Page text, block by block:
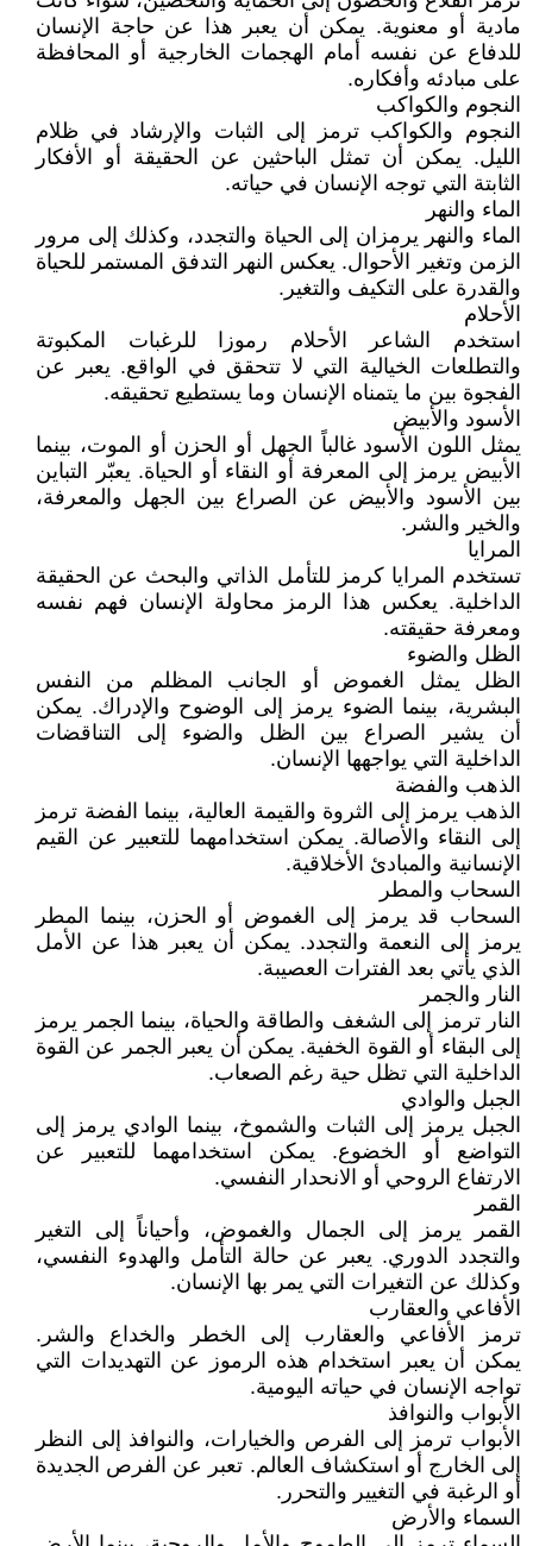
مادية أو معنوية. يمكن أن يعبر هذا عن حاجة الإنسان
للدفاع عن نفسه أمام الهجمات الخارجية أو المحافظة
على مبادئه وأفكاره.
النجوم والكواكب
النجوم والكواكب ترمز إلى الثبات والإرشاد في ظلام
الليل. يمكن أن تمثل الباحثين عن الحقيقة أو الأفكار
الثابتة التي توجه الإنسان في حياته.
الماء والنهر
الماء والنهر يرمزان إلى الحياة والتجدد، وكذلك إلى مرور
الزمن وتغير الأحوال. يعكس النهر التدفق المستمر للحياة
والقدرة على التكيف والتغير.
الأحلام
استخدم الشاعر الأحلام رموزا للرغبات المكبوتة
والتطلعات الخيالية التي لا تتحقق في الواقع. يعبر عن
الفجوة بين ما يتمناه الإنسان وما يستطيع تحقيقه.
الأسود والأبيض
يمثل اللون الأسود غالباً الجهل أو الحزن أو الموت، بينما
الأبيض يرمز إلى المعرفة أو النقاء أو الحياة. يعبّر التباين
بين الأسود والأبيض عن الصراع بين الجهل والمعرفة،
والخير والشر.
المرايا
تستخدم المرايا كرمز للتأمل الذاتي والبحث عن الحقيقة
الداخلية. يعكس هذا الرمز محاولة الإنسان فهم نفسه
ومعرفة حقيقته.
الظل والضوء
الظل يمثل الغموض أو الجانب المظلم من النفس
البشرية، بينما الضوء يرمز إلى الوضوح والإدراك. يمكن
أن يشير الصراع بين الظل والضوء إلى التناقضات
الداخلية التي يواجهها الإنسان.
الذهب والفضة
الذهب يرمز إلى الثروة والقيمة العالية، بينما الفضة ترمز
إلى النقاء والأصالة. يمكن استخدامهما للتعبير عن القيم
الإنسانية والمبادئ الأخلاقية.
السحاب والمطر
السحاب قد يرمز إلى الغموض أو الحزن، بينما المطر
يرمز إلى النعمة والتجدد. يمكن أن يعبر هذا عن الأمل
الذي يأتي بعد الفترات العصيبة.
النار والجمر
النار ترمز إلى الشغف والطاقة والحياة، بينما الجمر يرمز
إلى البقاء أو القوة الخفية. يمكن أن يعبر الجمر عن القوة
الداخلية التي تظل حية رغم الصعاب.
الجبل والوادي
الجبل يرمز إلى الثبات والشموخ، بينما الوادي يرمز إلى
التواضع أو الخضوع. يمكن استخدامهما للتعبير عن
الارتفاع الروحي أو الانحدار النفسي.
القمر
القمر يرمز إلى الجمال والغموض، وأحياناً إلى التغير
والتجدد الدوري. يعبر عن حالة التأمل والهدوء النفسي،
وكذلك عن التغيرات التي يمر بها الإنسان.
الأفاعي والعقارب
ترمز الأفاعي والعقارب إلى الخطر والخداع والشر.
يمكن أن يعبر استخدام هذه الرموز عن التهديدات التي
تواجه الإنسان في حياته اليومية.
الأبواب والنوافذ
الأبواب ترمز إلى الفرص والخيارات، والنوافذ إلى النظر
إلى الخارج أو استكشاف العالم. تعبر عن الفرص الجديدة
أو الرغبة في التغيير والتحرر.
السماء والأرض